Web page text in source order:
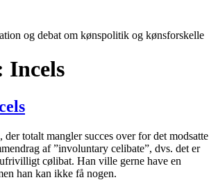
og debat om kønspolitik og kønsforskelle
Incels
der totalt mangler succes over for det modsatte
af ”involuntary celibate”, dvs. det er
cølibat. Han ville gerne have en
han kan ikke få nogen.